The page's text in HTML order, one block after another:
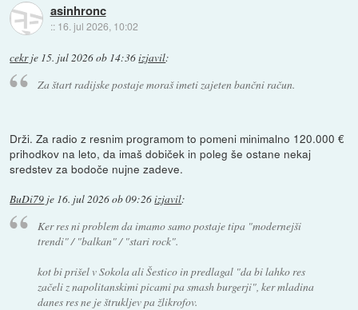
asinhronc
:: 16. jul 2026, 10:02
cekrje 15. jul 2026 ob 14:36izjavil:
Za štart radijske postaje moraš imeti zajeten bančni račun.
Drži. Za radio z resnim programom to pomeni minimalno 120.000 €
prihodkov na leto, da imaš dobiček in poleg še ostane nekaj
sredstev za bodoče nujne zadeve.
BuDi79 je 16. jul 2026 ob 09:26izjavil:
Ker res ni problem da imamo samo postaje tipa "modernejši
trendi" / "balkan" / "stari rock".
kot bi prišel v Sokola ali Šestico in predlagal "da bi lahko res
začeli z napolitanskimi picami pa smash burgerji", ker mladina
danes res ne je štrukljev pa žlikrofov.